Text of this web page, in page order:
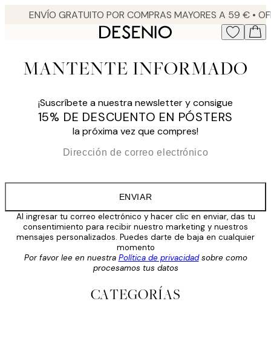
MANTENTE INFORMADO
¡Suscríbete a nuestra newsletter y consigue
15% DE DESCUENTO EN PÓSTERS
la próxima vez que compres!
ENVIAR
Al ingresar tu correo electrónico y hacer clic en enviar, das tu
consentimiento para recibir nuestro marketing y nuestros
mensajes personalizados. Puedes darte de baja en cualquier
momento
Por favor lee en nuestra Política de privacidadsobre como
procesamos tus datos
CATEGORÍAS